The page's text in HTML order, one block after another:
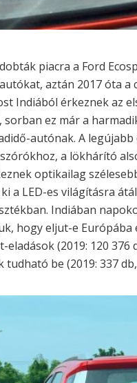
piacra a Ford
aztán 2017 óta
Indiából érkeznek az
ez már a
autónak. A
a lökhárító
optikailag
a LED-es világításra
Indiában
hogy eljut-e
eladások (2019: 120 376
be (2019: 337